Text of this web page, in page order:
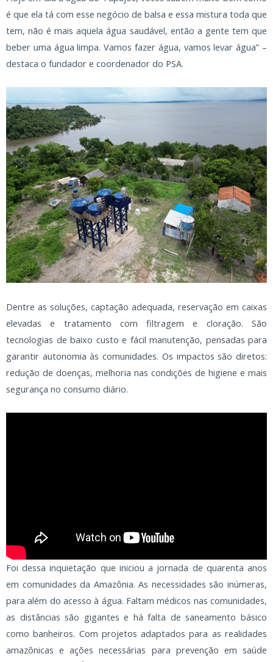
é que ela tá com esse negócio de balsa e essa mistura toda que
tem, não é mais aquela água saudável, então a gente tem que
beber uma água limpa. Vamos fazer água, vamos levar água” –
destaca o fundador e coordenador do PSA.
Dentre as soluções, captação adequada, reservação em caixas
elevadas e tratamento com filtragem e cloração. São
tecnologias de baixo custo e fácil manutenção, pensadas para
garantir autonomia às comunidades. Os impactos são diretos:
redução de doenças, melhoria nas condições de higiene e mais
segurança no consumo diário.
Foi dessa inquietação que iniciou a jornada de quarenta anos
em comunidades da Amazônia. As necessidades são inúmeras,
para além do acesso à água. Faltam médicos nas comunidades,
as distâncias são gigantes e há falta de saneamento básico
como banheiros. Com projetos adaptados para as realidades
amazônicas e ações necessárias para prevenção em saúde